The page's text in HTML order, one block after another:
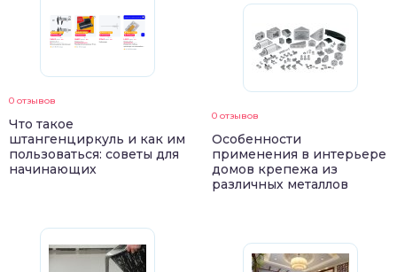
0 отзывов
Что такое
штангенциркуль и как им
пользоваться: советы для
начинающих
0 отзывов
Особенности
применения в интерьере
домов крепежа из
различных металлов